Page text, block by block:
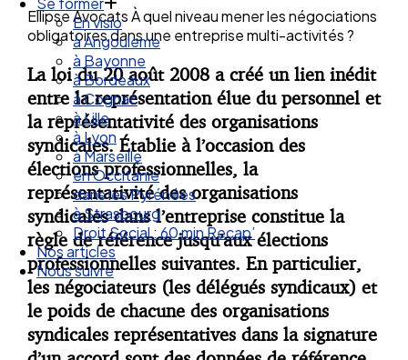
En visio
à Angouleme
à Bayonne
à Bordeaux
à Cognac
à Lille
à Lyon
à Marseille
en Occitanie
dans les Pyrénées
à Strasbourg
Droit Social : 60 min Recap’
Nos articles
Nous suivre
Ellipse Avocats À quel niveau mener les négociations
obligatoires dans une entreprise multi-activités ?
La loi du 20 août 2008 a créé un lien inédit
entre la représentation élue du personnel et
la représentativité des organisations
syndicales. Établie à l’occasion des
élections professionnelles, la
représentativité des organisations
syndicales dans l’entreprise constitue la
règle de référence jusqu’aux élections
professionnelles suivantes. En particulier,
les négociateurs (les délégués syndicaux) et
le poids de chacune des organisations
syndicales représentatives dans la signature